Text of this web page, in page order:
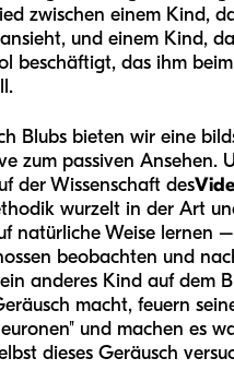
zwischen einem Kind,
und einem Kind,
beschäftigt, das ihm
Blubs bieten wir eine
zum passiven Ansehen.
der Wissenschaft des
wurzelt in der Art
natürliche Weise lernen
beobachten und
anderes Kind auf dem
macht, feuern
und machen es
dieses Geräusch